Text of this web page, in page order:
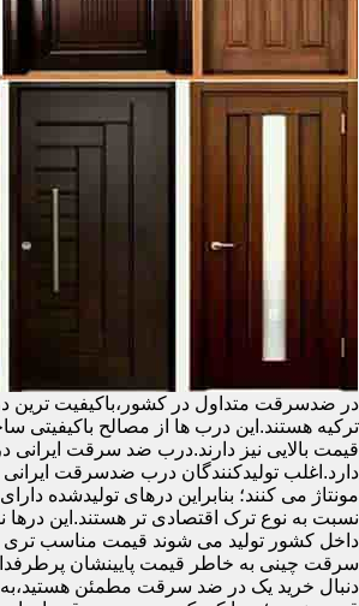
در ضدسرقت متداول در کشور،باکیفیت ترین
ترکیه هستند.این درب ها از مصالح باکیفیتی
قیمت بالایی نیز دارند.درب ضد سرقت ایرانی
دارد.اغلب تولیدکنندگان درب ضدسرقت ایرانی
مونتاژ می کنند؛ بنابراین درهای تولیدشده
نسبت به نوع ترک اقتصادی تر هستند.این
داخل کشور تولید می شوند قیمت مناسب تری
سرقت چینی به خاطر قیمت پایینشان
دنبال خرید یک در ضد سرقت مطمئن هستید،به